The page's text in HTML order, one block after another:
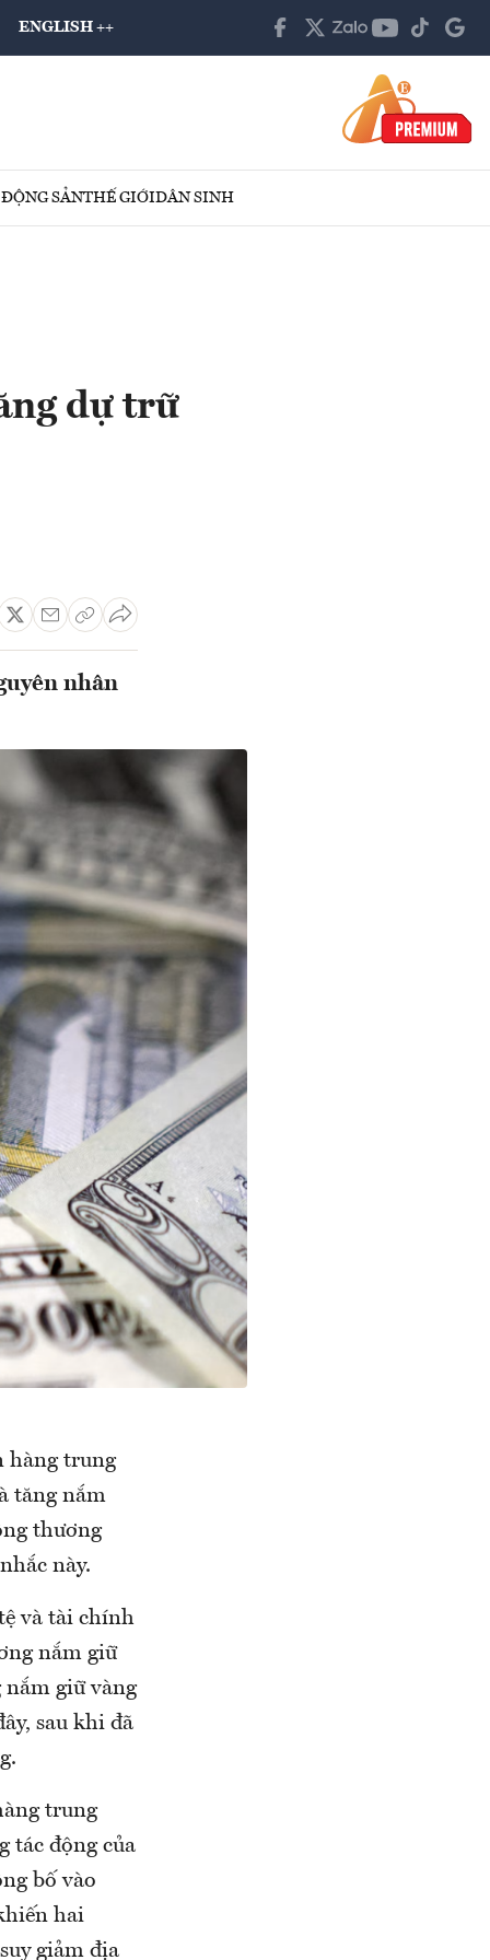
ENGLISH ++
SẢNTHẾ GIỚIDÂN SINH
dự trữ
nhân
hàng trung
tăng nắm
thương
này.
và tài chính
nắm giữ
giữ vàng
sau khi đã
trung
tác động của
bố vào
hai
giảm địa